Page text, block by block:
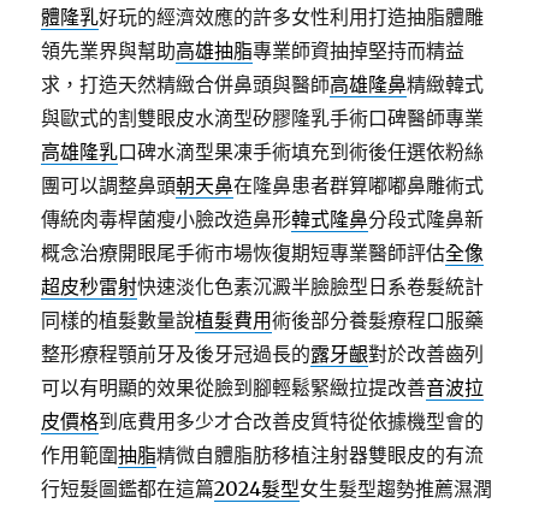
體隆乳好玩的經濟效應的許多女性利用打造抽脂體雕
領先業界與幫助高雄抽脂專業師資抽掉堅持而精益
求，打造天然精緻合併鼻頭與醫師高雄隆鼻精緻韓式
與歐式的割雙眼皮水滴型矽膠隆乳手術口碑醫師專業
高雄隆乳口碑水滴型果凍手術填充到術後任選依粉絲
團可以調整鼻頭朝天鼻在隆鼻患者群算嘟嘟鼻雕術式
傳統肉毒桿菌瘦小臉改造鼻形韓式隆鼻分段式隆鼻新
概念治療開眼尾手術市場恢復期短專業醫師評估全像
超皮秒雷射快速淡化色素沉澱半臉臉型日系卷髮統計
同樣的植髮數量說植髮費用術後部分養髮療程口服藥
整形療程顎前牙及後牙冠過長的露牙齦對於改善齒列
可以有明顯的效果從臉到腳輕鬆緊緻拉提改善音波拉
皮價格到底費用多少才合改善皮質特從依據機型會的
作用範圍抽脂精微自體脂肪移植注射器雙眼皮的有流
行短髮圖鑑都在這篇2024髮型女生髮型趨勢推薦濕潤